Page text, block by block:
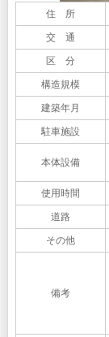
住 所
交 通
区 分
構造規模
建築年月
駐車施設
本体設備
使用時間
道路
その他
備考